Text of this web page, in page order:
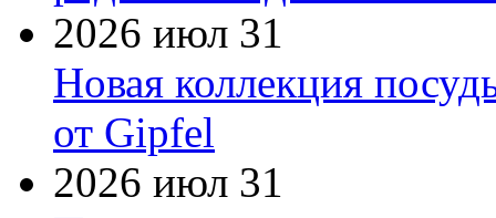
2026 июл 31
Новая коллекция
от Gipfel
2026 июл 31